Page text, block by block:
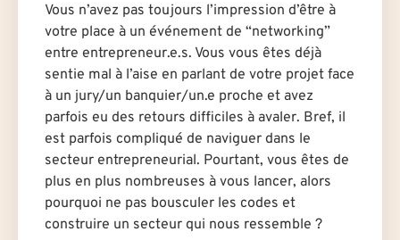
Vous n’avez pas toujours l’impression d’être à
votre place à un événement de “networking”
entre entrepreneur.e.s. Vous vous êtes déjà
sentie mal à l’aise en parlant de votre projet face
à un jury/un banquier/un.e proche et avez
parfois eu des retours difficiles à avaler. Bref, il
est parfois compliqué de naviguer dans le
secteur entrepreneurial. Pourtant, vous êtes de
plus en plus nombreuses à vous lancer, alors
pourquoi ne pas bousculer les codes et
construire un secteur qui nous ressemble ?